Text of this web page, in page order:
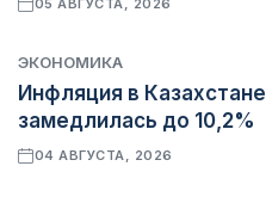
05 АВГУСТА, 2026
ЭКОНОМИКА
Инфляция в Казахстане
замедлилась до 10,2%
04 АВГУСТА, 2026